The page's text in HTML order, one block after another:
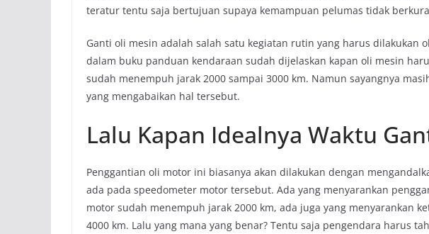
teratur tentu saja bertujuan supaya kemampuan pelumas tidak
Ganti oli mesin adalah salah satu kegiatan rutin yang harus dilakukan
dalam buku panduan kendaraan sudah dijelaskan kapan oli mesin
sudah menempuh jarak 2000 sampai 3000 km. Namun sayangnya
yang mengabaikan hal tersebut.
Lalu Kapan Idealnya Waktu
Penggantian oli motor ini biasanya akan dilakukan dengan
ada pada speedometer motor tersebut. Ada yang menyarankan
motor sudah menempuh jarak 2000 km, ada juga yang menyarankan
4000 km. Lalu yang mana yang benar? Tentu saja pengendara harus